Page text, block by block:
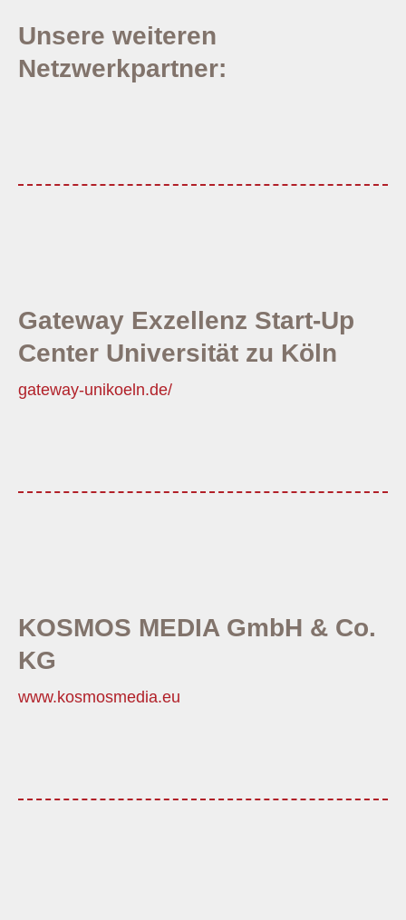
Unsere weiteren
Netzwerkpartner:
Gateway Exzellenz Start-Up
Center Universität zu Köln
gateway-unikoeln.de/
KOSMOS MEDIA GmbH & Co.
KG
www.kosmosmedia.eu